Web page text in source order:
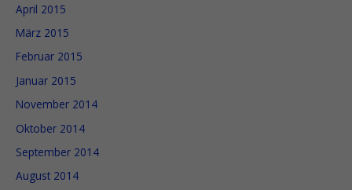
April 2015
März 2015
Februar 2015
Januar 2015
November 2014
Oktober 2014
September 2014
August 2014